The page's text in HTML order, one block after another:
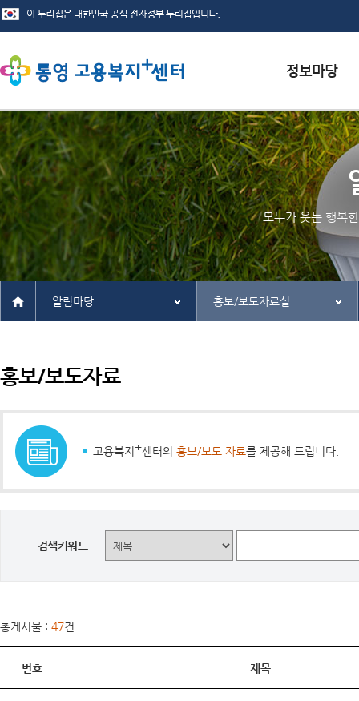
서식자료실
채용정보
인재정보
관련사이트
모두가 웃는 행복
알림마당 홍보/보도자료실
홍보/보도자료
고용복지 +센터의 홍보/보도 자료를 제공해 드립니다.
검색키워드
총게시물 : 47건
번호 제목